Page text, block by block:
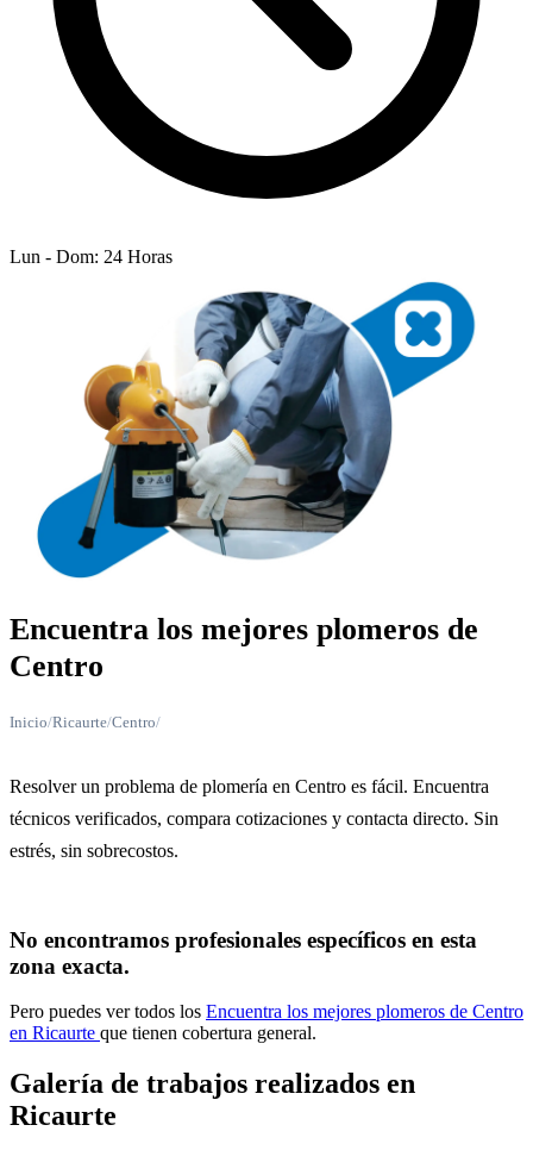
Lun - Dom: 24 Horas
Encuentra los mejores plomeros de
Centro
Inicio/Ricaurte/Centro/
Resolver un problema de plomería en Centro es fácil. Encuentra
técnicos verificados, compara cotizaciones y contacta directo. Sin
estrés, sin sobrecostos.
No encontramos profesionales específicos en esta
zona exacta.
Pero puedes ver todos los Encuentra los mejores plomeros de Centro
en Ricaurte que tienen cobertura general.
Galería de trabajos realizados en
Ricaurte